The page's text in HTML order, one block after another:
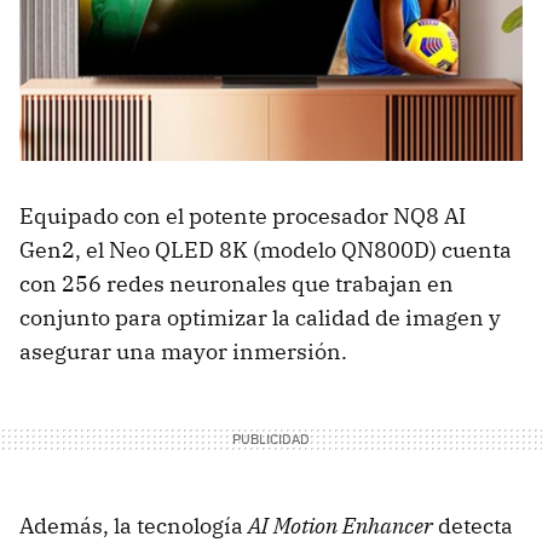
Equipado con el potente procesador NQ8 AI
Gen2, el Neo QLED 8K (modelo QN800D) cuenta
con 256 redes neuronales que trabajan en
conjunto para optimizar la calidad de imagen y
asegurar una mayor inmersión.
Además, la tecnologíaAI Motion Enhancerdetecta